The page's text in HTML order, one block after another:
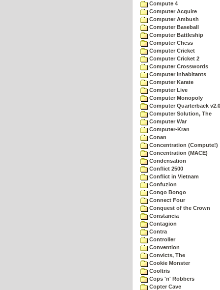
Compute 4
Computer Acquire
Computer Ambush
Computer Baseball
Computer Battleship
Computer Chess
Computer Cricket
Computer Cricket 2
Computer Crosswords
Computer Inhabitants
Computer Karate
Computer Live
Computer Monopoly
Computer Quarterback v2.0
Computer Solution, The
Computer War
Computer-Kran
Conan
Concentration (Compute!)
Concentration (MACE)
Condensation
Conflict 2500
Conflict in Vietnam
Confuzion
Congo Bongo
Connect Four
Conquest of the Crown
Constancia
Contagion
Contra
Controller
Convention
Convicts, The
Cookie Monster
Cooltris
Cops 'n' Robbers
Copter Cave